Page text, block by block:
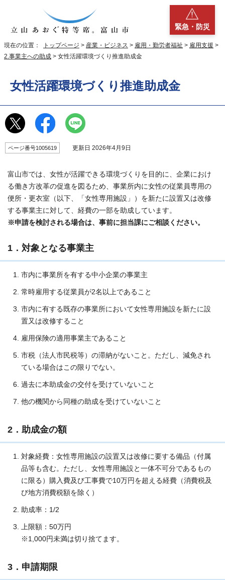
緊急・防災
現在の位置： トップページ > 産業・ビジネス > 雇用・勤労者福祉 > 雇用支援 >
2.事業主への助成 > 女性活躍環境づくり推進助成金
女性活躍環境づくり推進助成金
ページ番号1005619 更新日 2026年4月9日
富山市では、女性が活躍できる環境づくりを目的に、企業におけ
る働き方改革の促進を図るため、事業所内に女性の従業員専用の
便所・更衣室（以下、「女性専用施設」）を新たに設置又は改修
する事業主に対して、経費の一部を助成しています。
※申請を検討される場合は、事前に担当課にご相談ください。
1．対象となる事業主
市内に事業所を有する中小企業の事業主
常時雇用する従業員が2名以上であること
市内に有する既存の事業所において女性専用施設を新たに設
置又は改修すること
雇用保険の適用事業主であること
市税（法人市民税等）の滞納がないこと。ただし、減免され
ている場合はこの限りでない。
過去に本助成金の交付を受けていないこと
他の機関から同種の助成を受けていないこと
2．助成金の額
対象経費：女性専用施設の設置又は改修に要する備品（付属
品等も含む。ただし、女性専用施設と一体不可分であるもの
に限る）購入費及び工事費で10万円を超える経費（消費税及
び地方消費税額を除く）
助成率：1/2
上限額：50万円
※1,000円未満は切り捨てます。
3．申請期限